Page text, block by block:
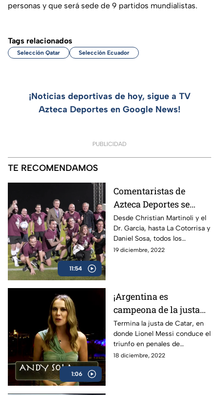
personas y que será sede de 9 partidos mundialistas.
Tags relacionados
Selección Qatar Selección Ecuador
¡Noticias deportivas de hoy, sigue a TV
Azteca Deportes en Google News!
PUBLICIDAD
TE RECOMENDAMOS
11:54
Comentaristas de
Azteca Deportes se
enfrentan en Qatar |
Cascarita Azteca
Desde Christian Martinoli y el
Dr. García, hasta La Cotorrisa y
Daniel Sosa, todos los
comentaristas de Azteca
19 diciembre, 2022
1:06
¡Argentina es
campeona de la justa
de Catar! | El Var Doha
Termina la justa de Catar, en
donde Lionel Messi conduce el
triunfo en penales de
Argentina sobre Francia, en
18 diciembre, 2022